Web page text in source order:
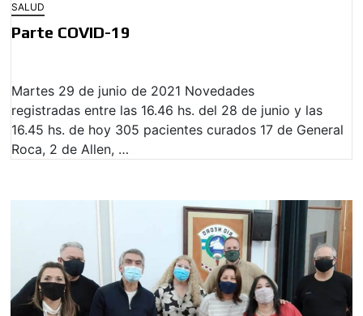
SALUD
Parte COVID-19
Martes 29 de junio de 2021 Novedades
registradas entre las 16.46 hs. del 28 de junio y las
16.45 hs. de hoy 305 pacientes curados 17 de General
Roca, 2 de Allen, …